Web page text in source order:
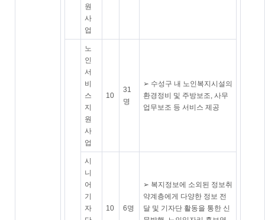
원
사
업
노
인
서
비
스
지
원
사
업
10
31
명
➢ 수성구 내 노인복지시설의
환경정비 및 주방보조, 사무
업무보조 등 서비스 제공
시
니
어
기
자
10 6명
➢ 복지정보에 소외된 정보취
약계층에게 다양한 정보 전
달 및 기자단 활동을 통한 신